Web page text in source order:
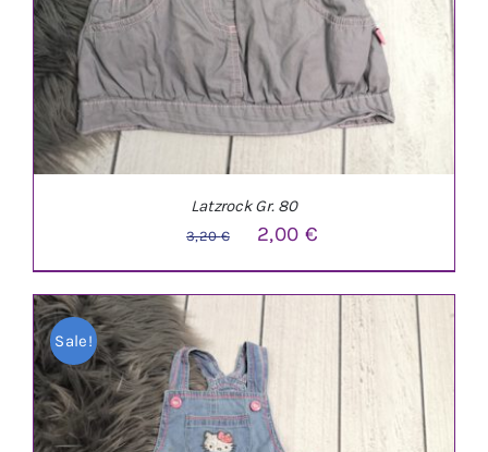
IN DEN WARENKORB
Latzrock Gr. 80
3,20€
Ursprünglicher
Preis
war:
3,20 €
2,00 €Aktueller
Preis
2,00 €.
Sale!